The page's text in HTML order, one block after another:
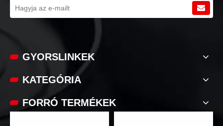
GYORSLINKEK​​​​​​​​
KATEGÓRIA
FORRÓ TERMÉKEK